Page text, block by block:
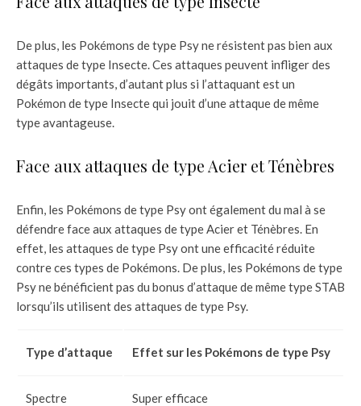
De plus, les Pokémons de type Psy ne résistent pas bien aux
attaques de type Insecte. Ces attaques peuvent infliger des
dégâts importants, d’autant plus si l’attaquant est un
Pokémon de type Insecte qui jouit d’une attaque de même
type avantageuse.
Face aux attaques de type Acier et Ténèbres
Enfin, les Pokémons de type Psy ont également du mal à se
défendre face aux attaques de type Acier et Ténèbres. En
effet, les attaques de type Psy ont une efficacité réduite
contre ces types de Pokémons. De plus, les Pokémons de type
Psy ne bénéficient pas du bonus d’attaque de même type STAB
lorsqu’ils utilisent des attaques de type Psy.
Type d’attaque Effet sur les Pokémons de type Psy
Spectre Super efficace